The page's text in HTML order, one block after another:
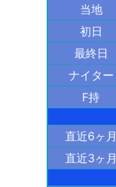
当地
初日
最終日
ナイター
F持
直近6ヶ月
直近3ヶ月